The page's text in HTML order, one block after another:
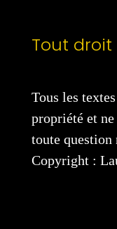
Tout droit
Tous les
propriété et
toute question
Copyright :